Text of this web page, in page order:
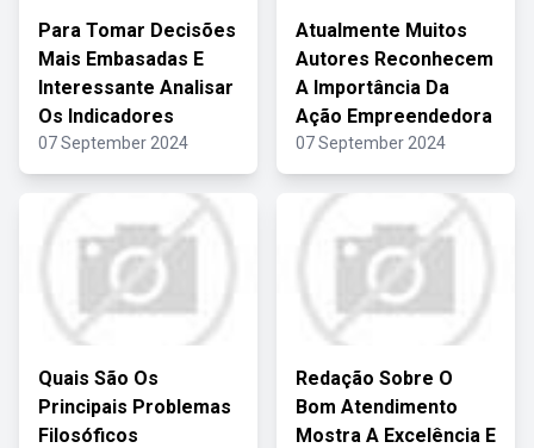
Para Tomar Decisões
Mais Embasadas E
Interessante Analisar
Os Indicadores
07 September 2024
Atualmente Muitos
Autores Reconhecem
A Importância Da
Ação Empreendedora
07 September 2024
Quais São Os
Principais Problemas
Filosóficos
Redação Sobre O
Bom Atendimento
Mostra A Excelência E